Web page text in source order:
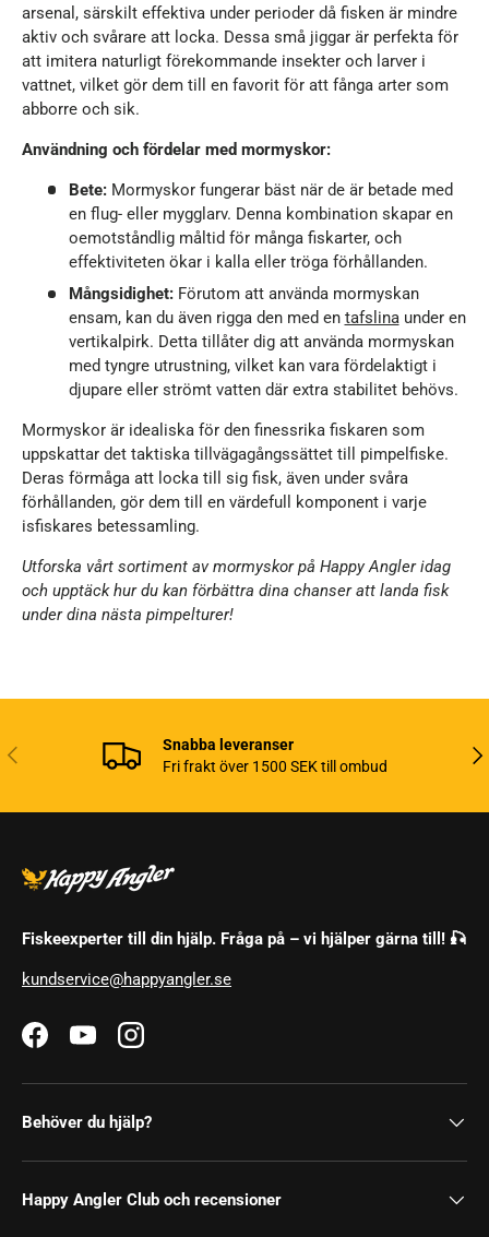
arsenal, särskilt effektiva under perioder då fisken är mindre
aktiv och svårare att locka. Dessa små jiggar är perfekta för
att imitera naturligt förekommande insekter och larver i
vattnet, vilket gör dem till en favorit för att fånga arter som
abborre och sik.
Användning och fördelar med mormyskor:
Bete:Mormyskor fungerar bäst när de är betade med
en flug- eller mygglarv. Denna kombination skapar en
oemotståndlig måltid för många fiskarter, och
effektiviteten ökar i kalla eller tröga förhållanden.
Mångsidighet:Förutom att använda mormyskan
ensam, kan du även rigga den med en tafslinaunder en
vertikalpirk. Detta tillåter dig att använda mormyskan
med tyngre utrustning, vilket kan vara fördelaktigt i
djupare eller strömt vatten där extra stabilitet behövs.
Mormyskor är idealiska för den finessrika fiskaren som
uppskattar det taktiska tillvägagångssättet till pimpelfiske.
Deras förmåga att locka till sig fisk, även under svåra
förhållanden, gör dem till en värdefull komponent i varje
isfiskares betessamling.
Utforska vårt sortiment av mormyskor på Happy Angler idag
och upptäck hur du kan förbättra dina chanser att landa fisk
under dina nästa pimpelturer!
Tidigare
Snabba leveranser
Fri frakt över 1500 SEK till ombud
Fiskeexperter till din hjälp. Fråga på – vi hjälper gärna till! 🎣
kundservice@happyangler.se
FacebookYouTubeInstagram
Behöver du hjälp?
Happy Angler Club och recensioner